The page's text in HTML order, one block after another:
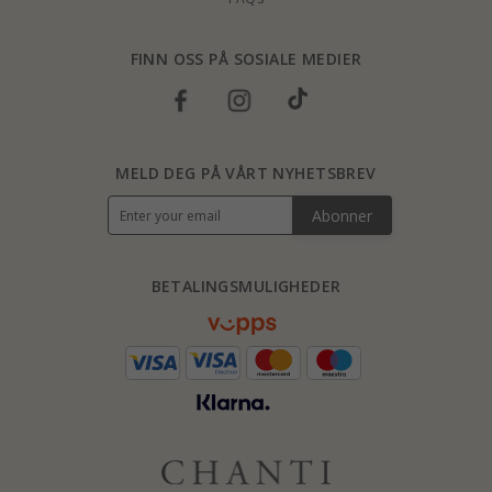
FINN OSS PÅ SOSIALE MEDIER
BETALINGSMULIGHEDER
MELD DEG PÅ VÅRT NYHETSBREV
Abonner